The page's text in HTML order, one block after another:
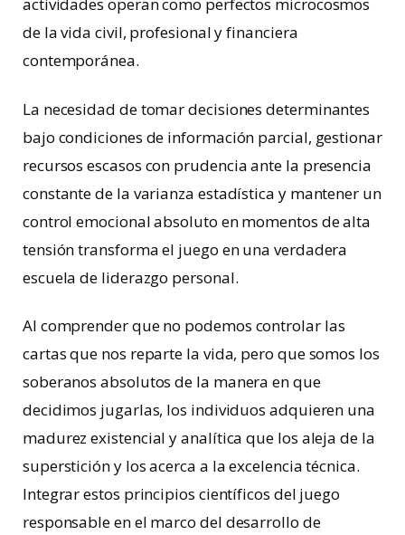
actividades operan como perfectos microcosmos
de la vida civil, profesional y financiera
contemporánea.
La necesidad de tomar decisiones determinantes
bajo condiciones de información parcial, gestionar
recursos escasos con prudencia ante la presencia
constante de la varianza estadística y mantener un
control emocional absoluto en momentos de alta
tensión transforma el juego en una verdadera
escuela de liderazgo personal.
Al comprender que no podemos controlar las
cartas que nos reparte la vida, pero que somos los
soberanos absolutos de la manera en que
decidimos jugarlas, los individuos adquieren una
madurez existencial y analítica que los aleja de la
superstición y los acerca a la excelencia técnica.
Integrar estos principios científicos del juego
responsable en el marco del desarrollo de